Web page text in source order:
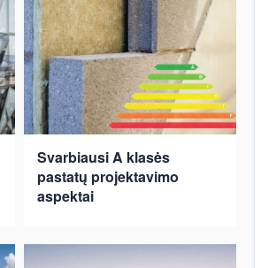
Svarbiausi A klasės
pastatų projektavimo
aspektai